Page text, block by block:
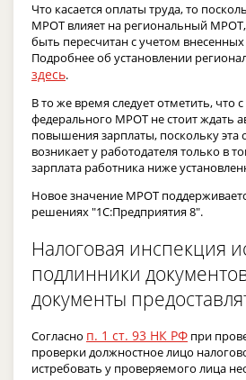
Что касается оплаты труда, то
МРОТ влияет на региональный
быть пересчитан с учетом
Подробнее об установлении
здесь.
В то же время следует отметить, что
федерального МРОТ не стоит ждать
повышения зарплаты, поскольку эта
возникает у работодателя только в
зарплата работника ниже
Новое значение МРОТ
решениях "1С:Предприятия 8".
Налоговая инспекция
подлинники
документы
Согласно п. 1 ст. 93 НК РФ при
проверки должностное лицо
истребовать у проверяемого лица